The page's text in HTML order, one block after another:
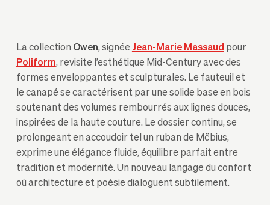
La collection Owen, signée Jean-Marie Massaud pour
Poliform, revisite l’esthétique Mid-Century avec des
formes enveloppantes et sculpturales. Le fauteuil et
le canapé se caractérisent par une solide base en bois
soutenant des volumes rembourrés aux lignes douces,
inspirées de la haute couture. Le dossier continu, se
prolongeant en accoudoir tel un ruban de Möbius,
exprime une élégance fluide, équilibre parfait entre
tradition et modernité. Un nouveau langage du confort
où architecture et poésie dialoguent subtilement.